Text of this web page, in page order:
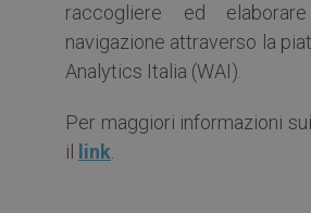
raccogliere ed
navigazione attraverso la
Analytics Italia (WAI).
Per maggiori informazioni sui
il
link